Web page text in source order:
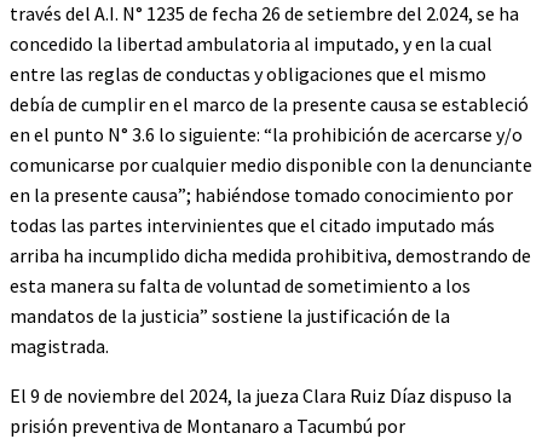
través del A.I. N° 1235 de fecha 26 de setiembre del 2.024, se ha
concedido la libertad ambulatoria al imputado, y en la cual
entre las reglas de conductas y obligaciones que el mismo
debía de cumplir en el marco de la presente causa se estableció
en el punto N° 3.6 lo siguiente: “la prohibición de acercarse y/o
comunicarse por cualquier medio disponible con la denunciante
en la presente causa”; habiéndose tomado conocimiento por
todas las partes intervinientes que el citado imputado más
arriba ha incumplido dicha medida prohibitiva, demostrando de
esta manera su falta de voluntad de sometimiento a los
mandatos de la justicia” sostiene la justificación de la
magistrada.
El 9 de noviembre del 2024, la jueza Clara Ruiz Díaz dispuso la
prisión preventiva de Montanaro a Tacumbú por